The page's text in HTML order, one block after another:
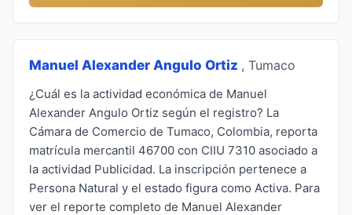
Manuel Alexander Angulo Ortiz , Tumaco
¿Cuál es la actividad económica de Manuel
Alexander Angulo Ortiz según el registro? La
Cámara de Comercio de Tumaco, Colombia, reporta
matrícula mercantil 46700 con CIIU 7310 asociado a
la actividad Publicidad. La inscripción pertenece a
Persona Natural y el estado figura como Activa. Para
ver el reporte completo de Manuel Alexander